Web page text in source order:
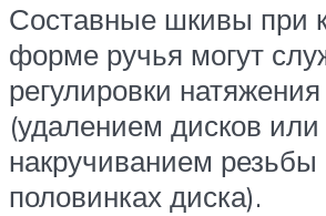
Составные шкивы при
форме ручья могут
регулировки
(удалением дисков или
накручиванием резьбы
половинках диска).